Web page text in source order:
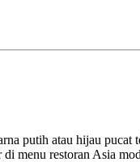
putih atau hijau pucat
menu restoran Asia